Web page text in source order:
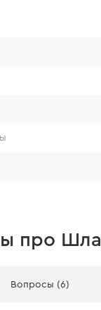
про
Вопросы (6)